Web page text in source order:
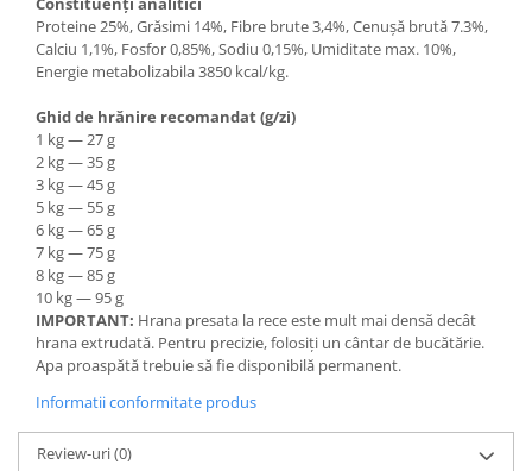
Proteine 25%, Grăsimi 14%, Fibre brute 3,4%, Cenușă brută 7.3%,
Calciu 1,1%, Fosfor 0,85%, Sodiu 0,15%, Umiditate max. 10%,
Energie metabolizabila 3850 kcal/kg.
Ghid de hrănire recomandat (g/zi)
1 kg — 27 g
2 kg — 35 g
3 kg — 45 g
5 kg — 55 g
6 kg — 65 g
7 kg — 75 g
8 kg — 85 g
10 kg — 95 g
IMPORTANT: Hrana presata la rece este mult mai densă decât
hrana extrudată. Pentru precizie, folosiți un cântar de bucătărie.
Apa proaspătă trebuie să fie disponibilă permanent.
Informatii conformitate produs
Review-uri(0)